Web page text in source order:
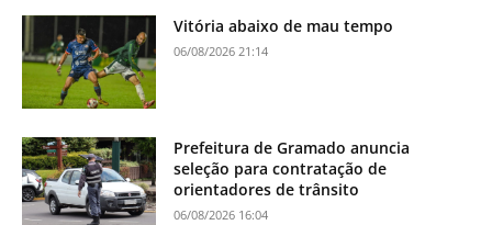
Vitória abaixo de mau tempo
06/08/2026 21:14
Prefeitura de Gramado anuncia
seleção para contratação de
orientadores de trânsito
06/08/2026 16:04